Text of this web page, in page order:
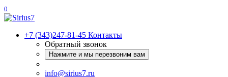
0
+7 (343)247-81-45 Контакты
Обратный звонок
Нажмите и мы перезвоним вам
info@sirius7.ru